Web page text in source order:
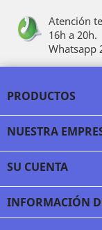
Atención
16h a 20h.
Whatsapp
PRODUCTOS
NUESTRA
SU CUENTA
INFORMACIÓN